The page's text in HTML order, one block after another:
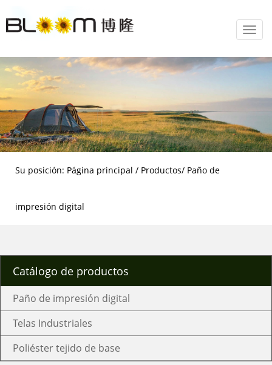
Su posición: Página principal / Productos/ Paño de
impresión digital
Catálogo de productos
Paño de impresión digital
Telas Industriales
Poliéster tejido de base